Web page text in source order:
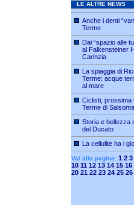
LE ALTRE NEWS
Anche i denti
Terme
Dai “spazio alle
al Falkensteiner
Carinzia
La spiaggia di
Terme: acque
al mare
Ciclisti, prossima
Terme di
Storia e bellezza
del Ducato
La cellulite ha i
Vai alla pagina: 1 2 3
10 11 12 13 14 15 16
20 21 22 23 24 25 26